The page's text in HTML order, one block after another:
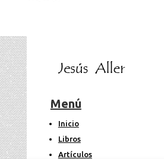
Menú
Inicio
Libros
Artículos